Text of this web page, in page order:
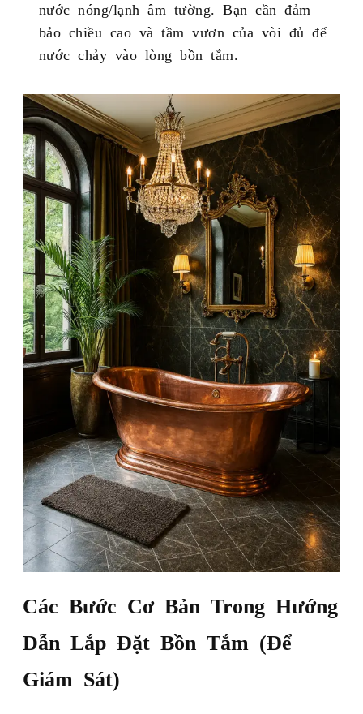
nước nóng/lạnh âm tường. Bạn cần đảm
bảo chiều cao và tầm vươn của vòi đủ để
nước chảy vào lòng bồn tắm.
Các Bước Cơ Bản Trong Hướng
Dẫn Lắp Đặt Bồn Tắm (Để
Giám Sát)